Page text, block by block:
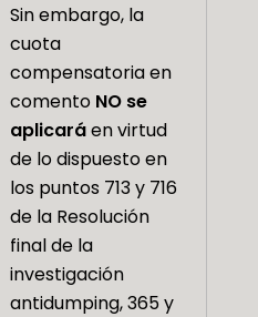
Sin embargo, la
cuota
compensatoria en
comento NO se
aplicaráen virtud
de lo dispuesto en
los puntos 713 y 716
de la Resolución
final de la
investigación
antidumping, 365 y